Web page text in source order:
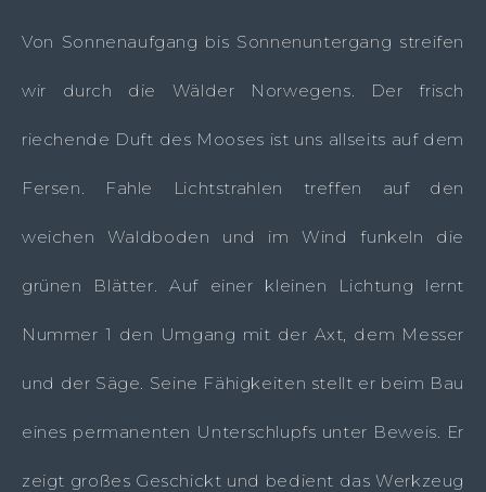
Von Sonnenaufgang bis Sonnenuntergang streifen
wir durch die Wälder Norwegens. Der frisch
riechende Duft des Mooses ist uns allseits auf dem
Fersen. Fahle Lichtstrahlen treffen auf den
weichen Waldboden und im Wind funkeln die
grünen Blätter. Auf einer kleinen Lichtung lernt
Nummer 1 den Umgang mit der Axt, dem Messer
und der Säge. Seine Fähigkeiten stellt er beim Bau
eines permanenten Unterschlupfs unter Beweis. Er
zeigt großes Geschickt und bedient das Werkzeug